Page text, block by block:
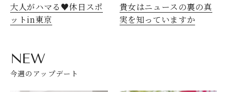
大人がハマる♥休日スポ
ットin東京
貴女はニュースの裏の真
実を知っていますか
NEW
今週のアップデート